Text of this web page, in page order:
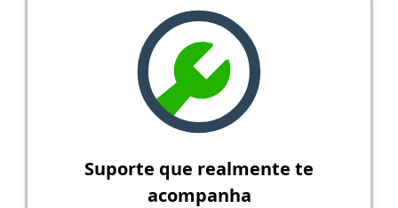
Suporte que realmente te
acompanha